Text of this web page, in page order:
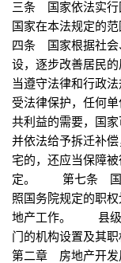
三条 国家依法实行
国家在本法规定的
四条 国家根据社会
设，逐步改善居
当遵守法律和行政
受法律保护，任
共利益的需要，国
并依法给予拆迁补
宅的，还应当保障
定。 第七条 国务
照国务院规定的职
地产工作。 县级
门的机构设置及其
第二章 房地产开